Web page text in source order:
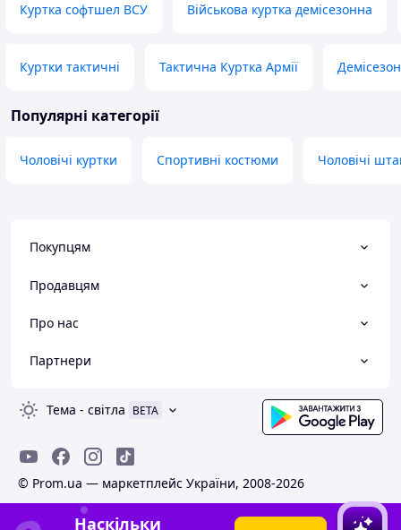
Куртка софтшел ВСУ Військова куртка демісезонна
Куртки тактичні Тактична Куртка Армії
Популярні категорії
Чоловічі куртки Спортивні костюми Чоловічі
Покупцям
Продавцям
Про нас
Партнери
Тема - світла BETA
© Prom.ua — маркетплейс України, 2008-2026
Наскільки